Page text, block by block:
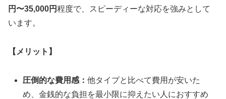
円〜35,000円程度で、スピーディーな対応を強みとして
います。
【メリット】
圧倒的な費用感：他タイプと比べて費用が安いた
め、金銭的な負担を最小限に抑えたい人におすすめ